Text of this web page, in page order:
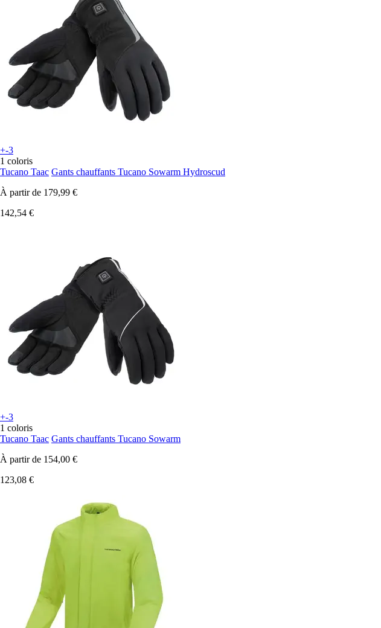
+-3
1 coloris
Tucano Taac Gants chauffants Tucano Sowarm Hydroscud
À partir de 179,99 €
142,54 €
+-3
1 coloris
Tucano Taac Gants chauffants Tucano Sowarm
À partir de 154,00 €
123,08 €